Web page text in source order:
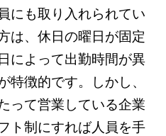
にも取り入れられてい
は、休日の曜日が固定
によって出勤時間が異
特徴的です。しかし、
って営業している企業
ト制にすれば人員を手